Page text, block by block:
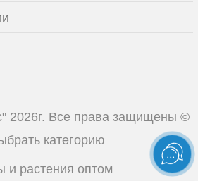
2026г. Все права защищены ©
категорию
и растения оптом